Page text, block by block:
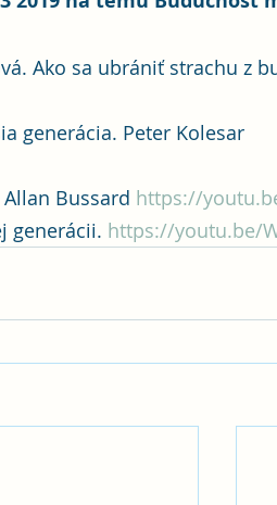
Ako sa ubrániť strachu z
generácia. Peter Kolesar
Bussard https://
generácii. https://youtu.be/